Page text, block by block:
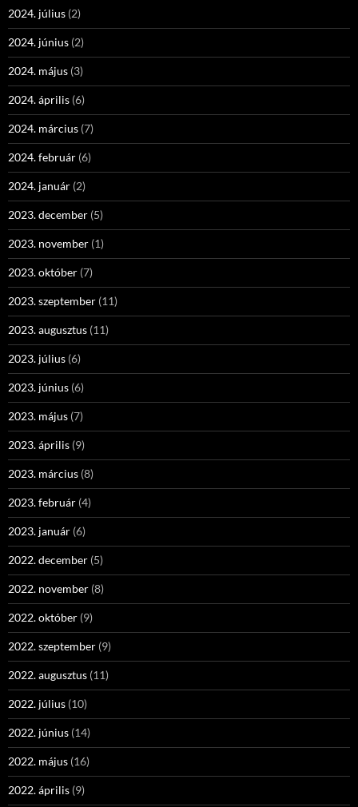
2024. július (2)
2024. június (2)
2024. május (3)
2024. április (6)
2024. március (7)
2024. február (6)
2024. január (2)
2023. december (5)
2023. november (1)
2023. október (7)
2023. szeptember (11)
2023. augusztus (11)
2023. július (6)
2023. június (6)
2023. május (7)
2023. április (9)
2023. március (8)
2023. február (4)
2023. január (6)
2022. december (5)
2022. november (8)
2022. október (9)
2022. szeptember (9)
2022. augusztus (11)
2022. július (10)
2022. június (14)
2022. május (16)
2022. április (9)